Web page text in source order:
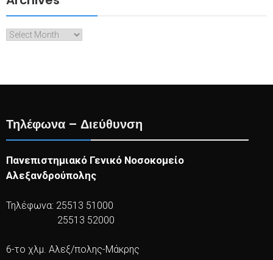
Archives
Τηλέφωνα – Διεύθυνση
Πανεπιστημιακό Γενικό Νοσοκομείο
Αλεξανδρούπολης
Τηλέφωνα: 25513 51000
25513 52000
6-το χλμ. Αλεξ/πολης-Μάκρης